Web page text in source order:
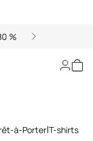
%
à-Porter T-shirts